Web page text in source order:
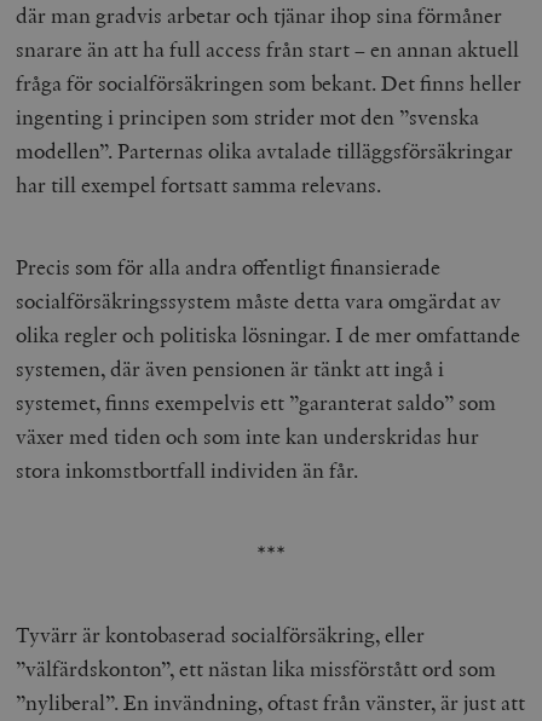
där man gradvis arbetar och tjänar ihop sina förmåner
snarare än att ha full access från start – en annan aktuell
fråga för socialförsäkringen som bekant. Det finns heller
ingenting i principen som strider mot den ”svenska
modellen”. Parternas olika avtalade tilläggsförsäkringar
har till exempel fortsatt samma relevans.
Precis som för alla andra offentligt finansierade
socialförsäkringssystem måste detta vara omgärdat av
olika regler och politiska lösningar. I de mer omfattande
systemen, där även pensionen är tänkt att ingå i
systemet, finns exempelvis ett ”garanterat saldo” som
växer med tiden och som inte kan underskridas hur
stora inkomstbortfall individen än får.
***
Tyvärr är kontobaserad socialförsäkring, eller
”välfärdskonton”, ett nästan lika missförstått ord som
”nyliberal”. En invändning, oftast från vänster, är just att